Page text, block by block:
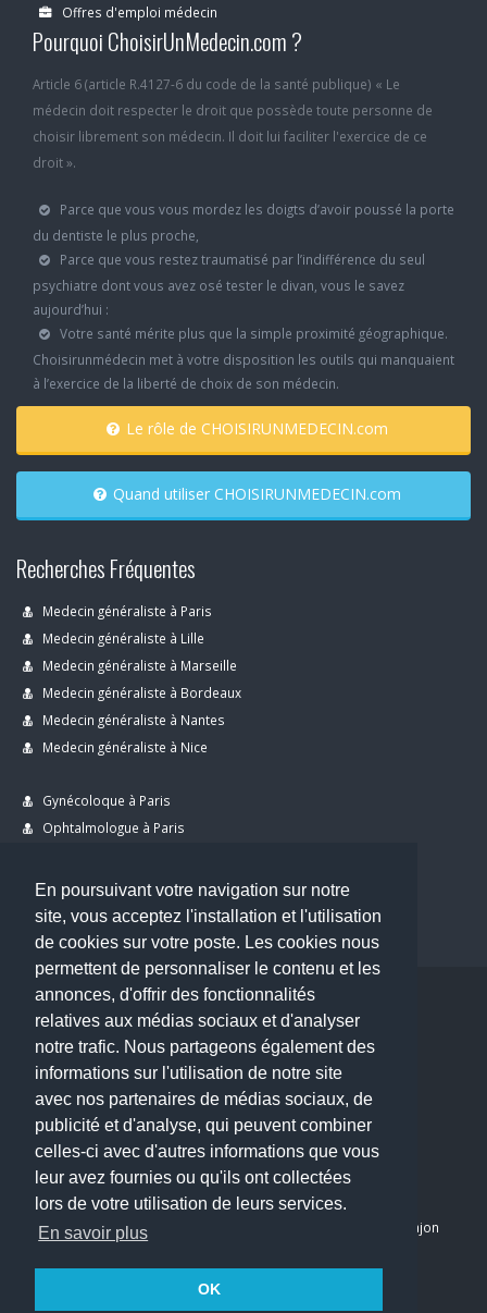
En poursuivant votre navigation sur notre
site, vous acceptez l'installation et l'utilisation
de cookies sur votre poste. Les cookies nous
permettent de personnaliser le contenu et les
annonces, d'offrir des fonctionnalités
relatives aux médias sociaux et d'analyser
notre trafic. Nous partageons également des
informations sur l'utilisation de notre site
avec nos partenaires de médias sociaux, de
publicité et d'analyse, qui peuvent combiner
celles-ci avec d'autres informations que vous
leur avez fournies ou qu'ils ont collectées
lors de votre utilisation de leurs services.
En savoir plus
OK
Offres d'emploi médecin
Pourquoi ChoisirUnMedecin.com ?
Article 6 (article R.4127-6 du code de la santé publique) « Le
médecin doit respecter le droit que possède toute personne de
choisir librement son médecin. Il doit lui faciliter l'exercice de ce
droit ».
Parce que vous vous mordez les doigts d’avoir poussé la porte
du dentiste le plus proche,
Parce que vous restez traumatisé par l’indifférence du seul
psychiatre dont vous avez osé tester le divan, vous le savez
aujourd’hui :
Votre santé mérite plus que la simple proximité géographique.
Choisirunmédecin met à votre disposition les outils qui manquaient
à l’exercice de la liberté de choix de son médecin.
Le rôle de CHOISIRUNMEDECIN.com
Quand utiliser CHOISIRUNMEDECIN.com
Recherches Fréquentes
Medecin généraliste à Paris
Medecin généraliste à Lille
Medecin généraliste à Marseille
Medecin généraliste à Bordeaux
Medecin généraliste à Nantes
Medecin généraliste à Nice
Gynécoloque à Paris
Ophtalmologue à Paris
Dentiste à Paris
Copyright © 2026 . All Rights Reserved.
choisirunmedecin@gmail.com
Nous contacter
Accueil
Blog
Mon compte
Dernier avis : PASCAL DELCAMPE, Chirurgien maxillo-faciale à Arpajon